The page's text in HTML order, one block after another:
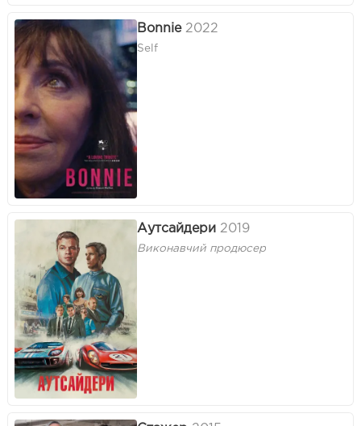
Bonnie 2022
Self
Аутсайдери 2019
Виконавчий продюсер